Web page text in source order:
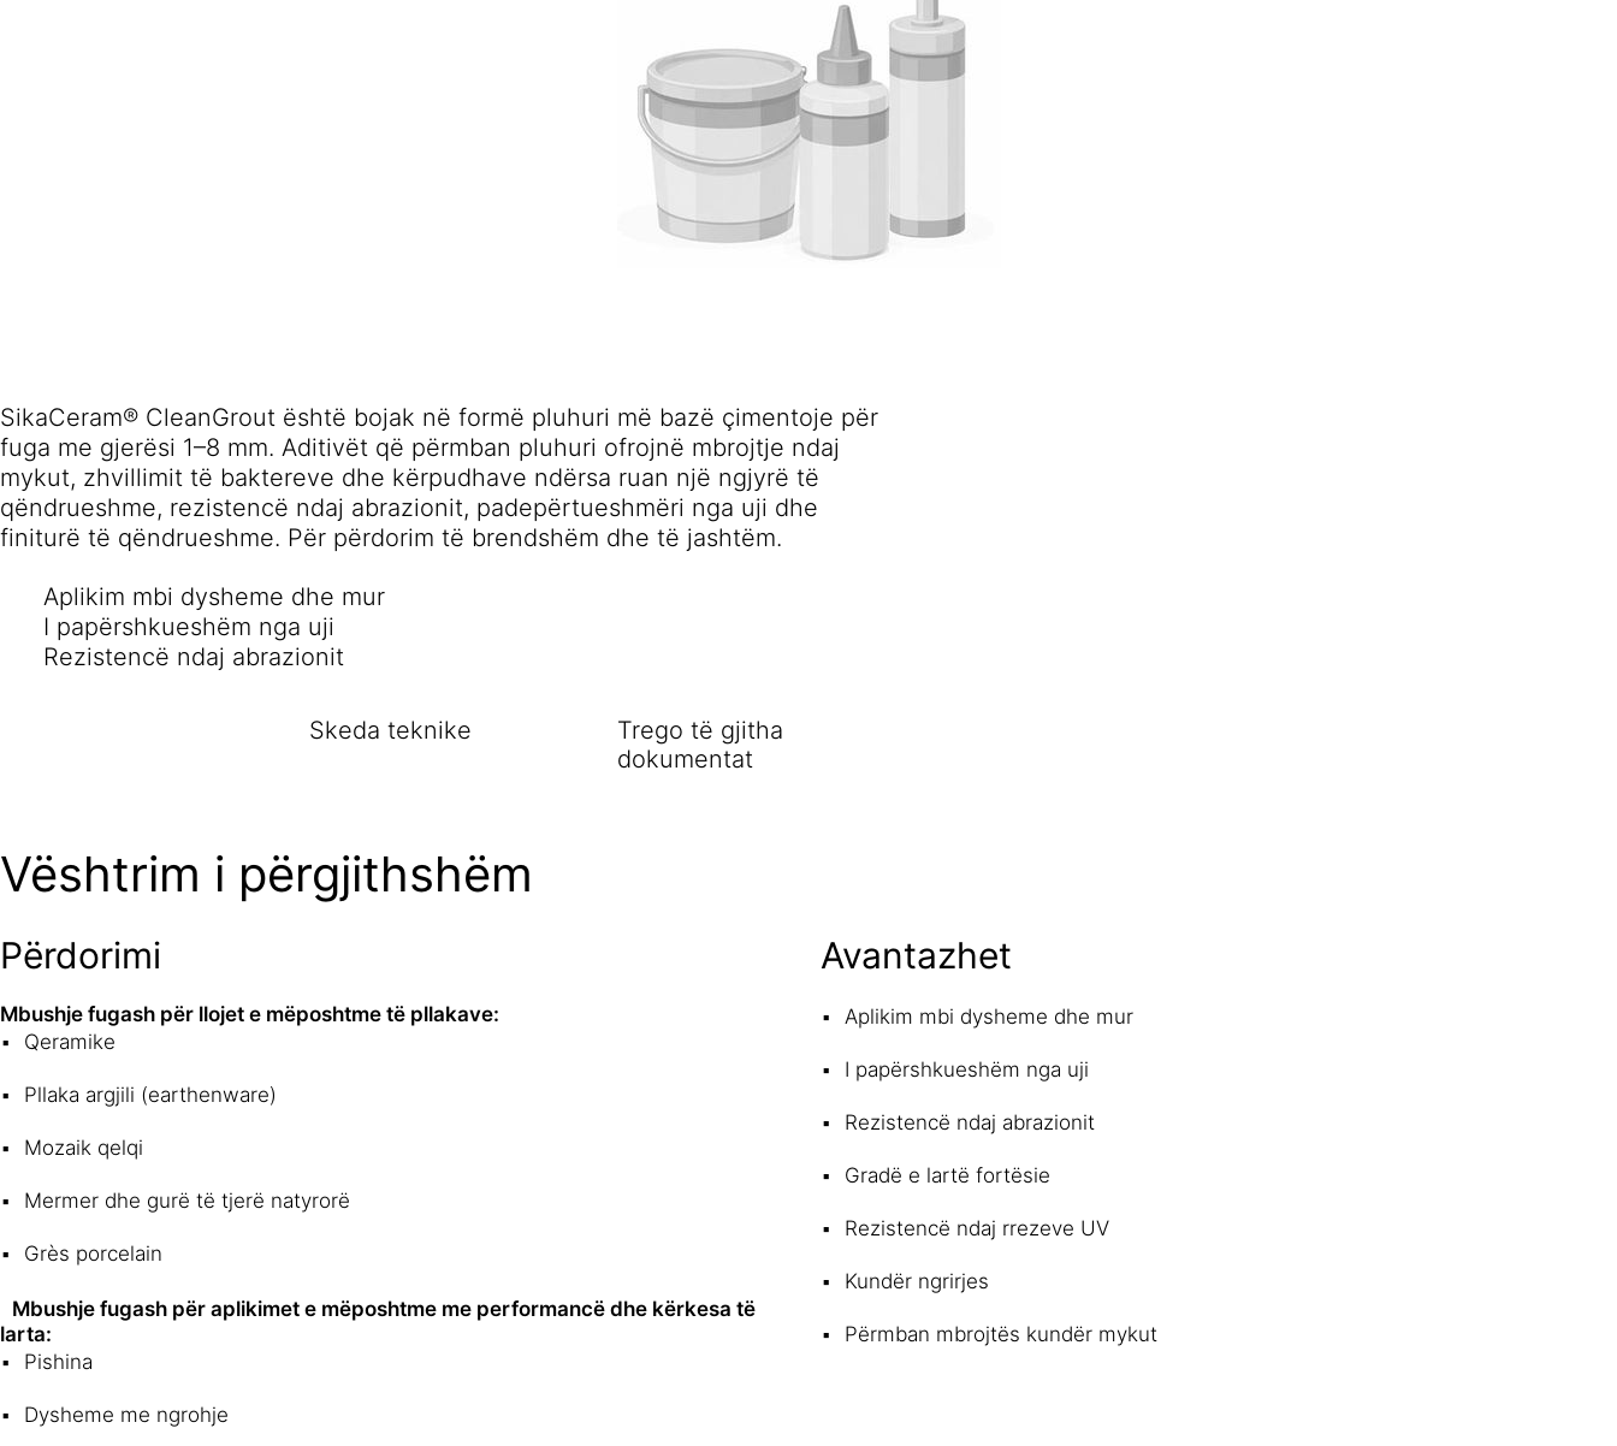
SikaCeram® CleanGrout është bojak në formë pluhuri më bazë çimentoje për
fuga me gjerësi 1–8 mm. Aditivët që përmban pluhuri ofrojnë mbrojtje ndaj
mykut, zhvillimit të baktereve dhe kërpudhave ndërsa ruan një ngjyrë të
qëndrueshme, rezistencë ndaj abrazionit, padepërtueshmëri nga uji dhe
finiturë të qëndrueshme. Për përdorim të brendshëm dhe të jashtëm.
Aplikim mbi dysheme dhe mur
I papërshkueshëm nga uji
Rezistencë ndaj abrazionit
Skeda teknike
Trego të gjitha
dokumentat
Vështrim i përgjithshëm
Përdorimi
Mbushje fugash për llojet e mëposhtme të pllakave:
Qeramike
Pllaka argjili (earthenware)
Mozaik qelqi
Mermer dhe gurë të tjerë natyrorë
Grès porcelain
Mbushje fugash për aplikimet e mëposhtme me performancë dhe kërkesa të
larta:
Pishina
Dysheme me ngrohje
Avantazhet
Aplikim mbi dysheme dhe mur
I papërshkueshëm nga uji
Rezistencë ndaj abrazionit
Gradë e lartë fortësie
Rezistencë ndaj rrezeve UV
Kundër ngrirjes
Përmban mbrojtës kundër mykut